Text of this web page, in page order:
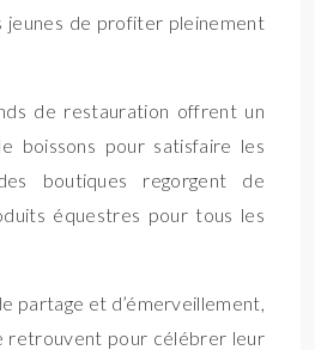
jeunes de profiter pleinement
de restauration offrent un
boissons pour satisfaire les
boutiques regorgent de
équestres pour tous les
partage et d’émerveillement,
retrouvent pour célébrer leur